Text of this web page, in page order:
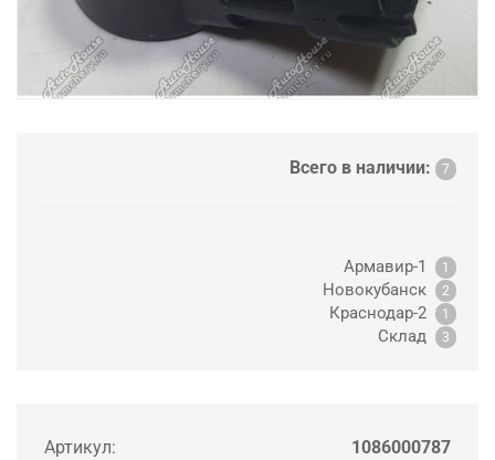
Всего в наличии: 7
Армавир-1 1
Новокубанск 2
Краснодар-2 1
Склад 3
Артикул: 1086000787